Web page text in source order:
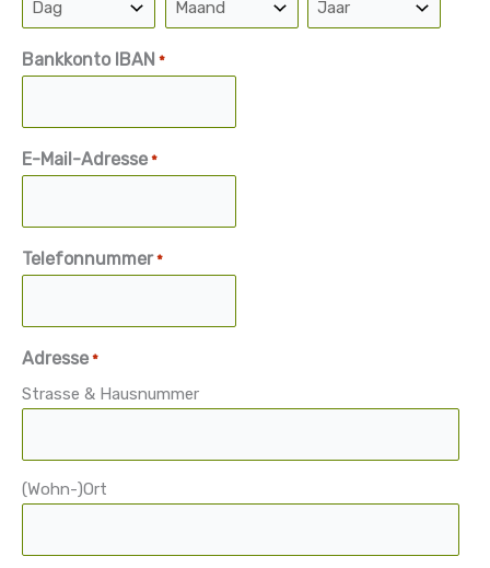
Dag Maand Jaar
Bankkonto IBAN *
E-Mail-Adresse *
Telefonnummer *
Adresse *
Strasse & Hausnummer
(Wohn-)Ort